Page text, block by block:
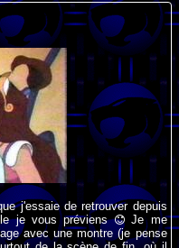
j'essaie de retrouver depuis
je vous préviens
Je me
avec une montre (je pense